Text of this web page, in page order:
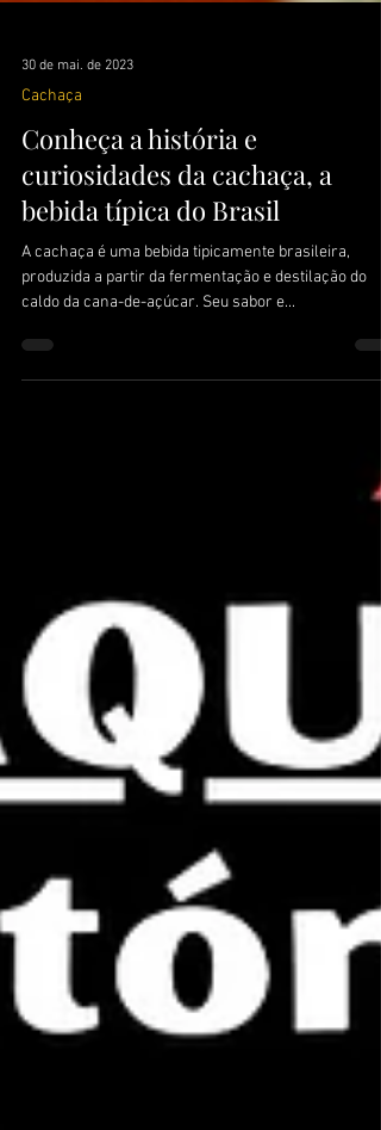
30 de mai. de 2023
Cachaça
Conheça a história e
curiosidades da cachaça, a
bebida típica do Brasil
produzida a partir da fermentação e destilação do